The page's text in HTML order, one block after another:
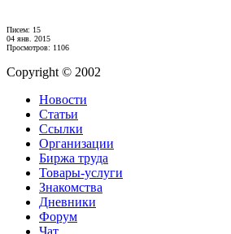
Писем: 15
04 янв. 2015
Просмотров: 1106
Copyright © 2002
Новости
Статьи
Ссылки
Организации
Биржа труда
Товары-услуги
Знакомства
Дневники
Форум